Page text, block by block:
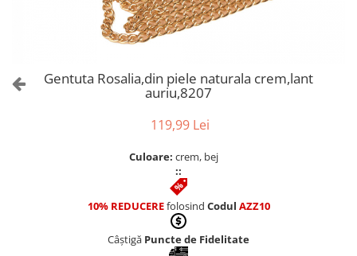
Genți AlbeGentuta Rosalia,din piele naturala crem,lant
auriu,8207
119,99 Lei
Culoare: crem, bej
::
10% REDUCEREfolosind Codul AZZ10
Câștigă Puncte de Fidelitate